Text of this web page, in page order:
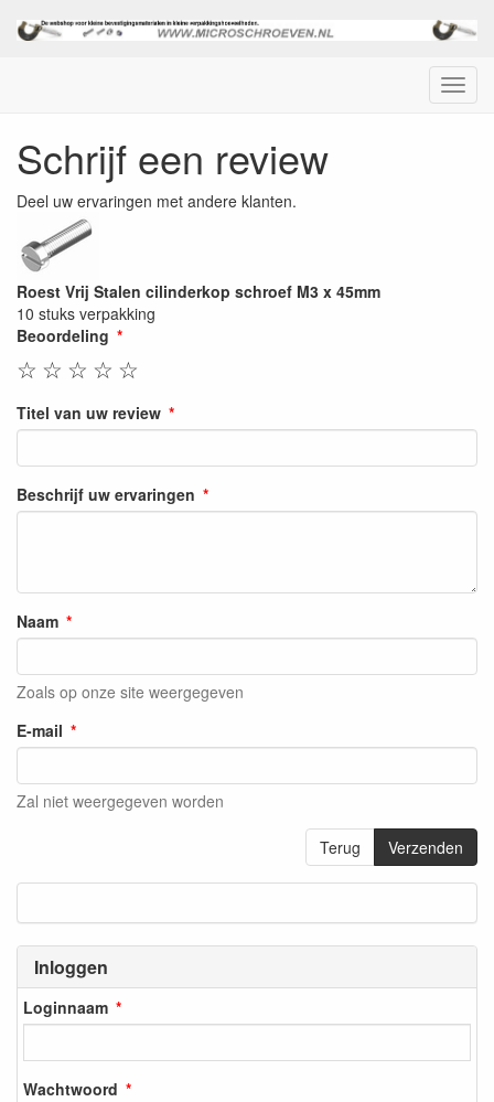
Menu
Inloggen
Loginnaam
Wachtwoord
Schrijf een review
Deel uw ervaringen met andere klanten.
Roest Vrij Stalen cilinderkop schroef M3 x 45mm
10 stuks verpakking
Beoordeling
☆
☆
☆
☆
☆
Titel van uw review
Beschrijf uw ervaringen
Naam
Zoals op onze site weergegeven
E-mail
Zal niet weergegeven worden
Terug Verzenden